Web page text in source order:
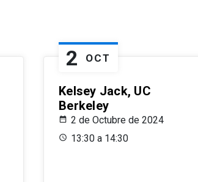
2 OCT
Kelsey Jack, UC
Berkeley
2 de Octubre de 2024
13:30 a 14:30